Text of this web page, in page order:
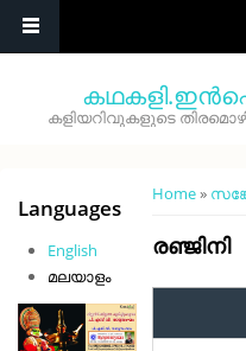
കളിയറിവുകളുടെ തിരമൊഴി
You are
Home»
രഞ്ജിനി
Languages
English
മലയാളം